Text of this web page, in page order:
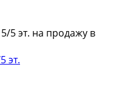
эт.